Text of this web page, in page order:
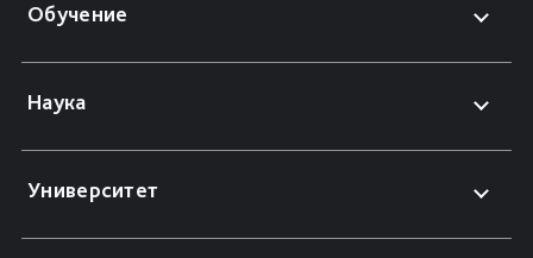
Обучение
Наука
Университет